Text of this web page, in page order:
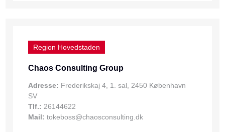
Region Hovedstaden
Chaos Consulting Group
Adresse: Frederikskaj 4, 1. sal, 2450 København
SV
Tlf.: 26144622
Mail: tokeboss@chaosconsulting.dk